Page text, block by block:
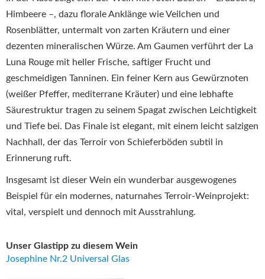
Himbeere –, dazu florale Anklänge wie Veilchen und
Rosenblätter, untermalt von zarten Kräutern und einer
dezenten mineralischen Würze. Am Gaumen verführt der La
Luna Rouge mit heller Frische, saftiger Frucht und
geschmeidigen Tanninen. Ein feiner Kern aus Gewürznoten
(weißer Pfeffer, mediterrane Kräuter) und eine lebhafte
Säurestruktur tragen zu seinem Spagat zwischen Leichtigkeit
und Tiefe bei. Das Finale ist elegant, mit einem leicht salzigen
Nachhall, der das Terroir von Schieferböden subtil in
Erinnerung ruft.
Insgesamt ist dieser Wein ein wunderbar ausgewogenes
Beispiel für ein modernes, naturnahes Terroir-Weinprojekt:
vital, verspielt und dennoch mit Ausstrahlung.
Unser Glastipp zu diesem Wein
Josephine Nr.2 Universal Glas